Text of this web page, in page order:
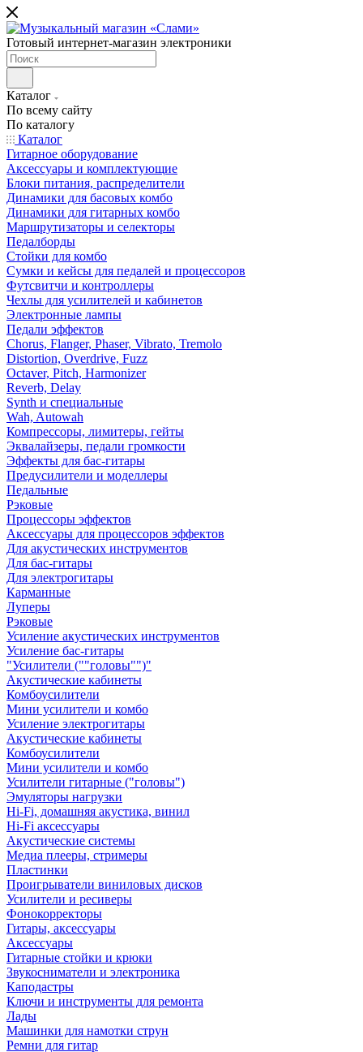
Готовый интернет-магазин электроники
Каталог
По всему сайту
По каталогу
Каталог
Гитарное оборудование
Аксессуары и комплектующие
Блоки питания, распределители
Динамики для басовых комбо
Динамики для гитарных комбо
Маршрутизаторы и селекторы
Педалборды
Стойки для комбо
Сумки и кейсы для педалей и процессоров
Футсвитчи и контроллеры
Чехлы для усилителей и кабинетов
Электронные лампы
Педали эффектов
Chorus, Flanger, Phaser, Vibrato, Tremolo
Distortion, Overdrive, Fuzz
Octaver, Pitch, Harmonizer
Reverb, Delay
Synth и специальные
Wah, Autowah
Компрессоры, лимитеры, гейты
Эквалайзеры, педали громкости
Эффекты для бас-гитары
Предусилители и моделлеры
Педальные
Рэковые
Процессоры эффектов
Аксессуары для процессоров эффектов
Для акустических инструментов
Для бас-гитары
Для электрогитары
Карманные
Луперы
Рэковые
Усиление акустических инструментов
Усиление бас-гитары
"Усилители (""головы"")"
Акустические кабинеты
Комбоусилители
Мини усилители и комбо
Усиление электрогитары
Акустические кабинеты
Комбоусилители
Мини усилители и комбо
Усилители гитарные ("головы")
Эмуляторы нагрузки
Hi-Fi, домашняя акустика, винил
Hi-Fi аксессуары
Акустические системы
Медиа плееры, стримеры
Пластинки
Проигрыватели виниловых дисков
Усилители и ресиверы
Фонокорректоры
Гитары, аксессуары
Аксессуары
Гитарные стойки и крюки
Звукосниматели и электроника
Каподастры
Ключи и инструменты для ремонта
Лады
Машинки для намотки струн
Ремни для гитар